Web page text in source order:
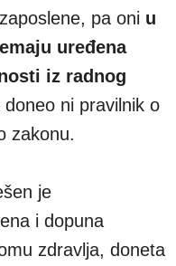
pa oni u
uređena
iz radnog
ni pravilnik o
zakonu.
je
i dopuna
zdravlja, doneta